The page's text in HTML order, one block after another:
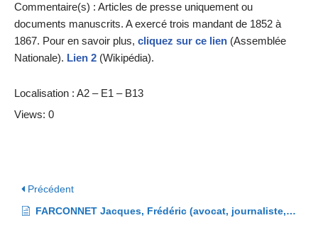
Commentaire(s) : Articles de presse uniquement ou
documents manuscrits. A exercé trois mandant de 1852 à
1867. Pour en savoir plus, cliquez sur ce lien (Assemblée
Nationale). Lien 2 (Wikipédia).
Localisation : A2 – E1 – B13
Views: 0
Précédent
FARCONNET Jacques, Frédéric (avocat, journaliste, député de l’Isère et maire de Grenoble au 19ème s.)